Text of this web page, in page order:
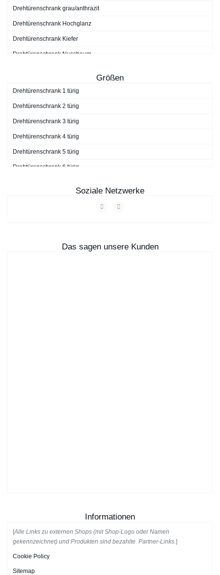
Drehtürenschrank grau/anthrazit
Drehtürenschrank Hochglanz
Drehtürenschrank Kiefer
Drehtürenschrank Nussbaum
Größen
Drehtürenschrank 1 türig
Drehtürenschrank 2 türig
Drehtürenschrank 3 türig
Drehtürenschrank 4 türig
Drehtürenschrank 5 türig
Drehtürenschrank 6 türig
Soziale Netzwerke
Das sagen unsere Kunden
Informationen
[Alle Links zu externen Shops (mit Shop-Logo oder Namen
gekennzeichnet) und Produkten sind bezahlte Partner-Links.]
Cookie Policy
Sitemap